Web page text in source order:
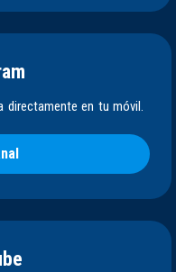
directamente en tu móvil.